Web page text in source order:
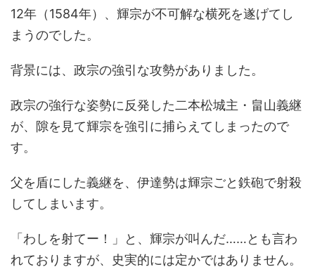
12年（1584年）、輝宗が不可解な横死を遂げてし
まうのでした。
背景には、政宗の強引な攻勢がありました。
政宗の強行な姿勢に反発した二本松城主・畠山義継
が、隙を見て輝宗を強引に捕らえてしまったので
す。
父を盾にした義継を、伊達勢は輝宗ごと鉄砲で射殺
してしまいます。
「わしを射てー！」と、輝宗が叫んだ……とも言わ
れておりますが、史実的には定かではありません。